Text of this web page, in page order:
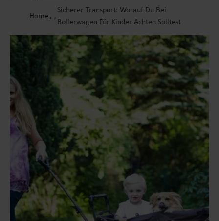
Home
Sicherer Transport: Worauf Du Bei
Bollerwagen Für Kinder Achten Solltest